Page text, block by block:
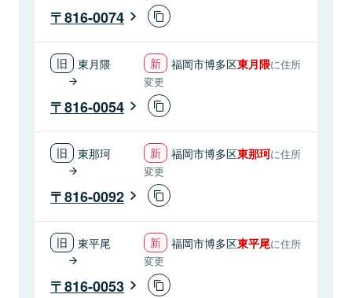
816-0074
東月隈 福岡市博多区東月隈に住所
変更
816-0054
東那珂 福岡市博多区東那珂に住所
変更
816-0092
東平尾 福岡市博多区東平尾に住所
変更
816-0053